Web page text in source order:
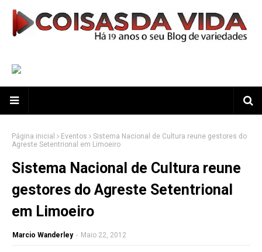
Página inicial Eventos
Sistema Nacional de Cultura reune gestores do
Agreste Setentrional em Limoeiro
Sistema Nacional de Cultura reune
gestores do Agreste Setentrional
em Limoeiro
Marcio Wanderley - Maio 22, 2012